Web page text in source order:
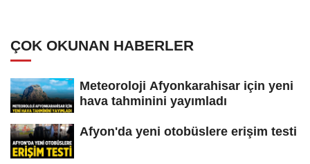
ÇOK OKUNAN HABERLER
Meteoroloji Afyonkarahisar için yeni
hava tahminini yayımladı
Afyon'da yeni otobüslere erişim testi